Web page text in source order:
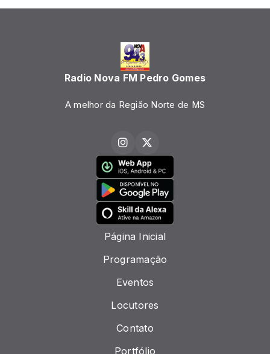
Radio Nova FM Pedro Gomes
A melhor da Região Norte de MS
Página Inicial
Programação
Eventos
Locutores
Contato
Portfólio